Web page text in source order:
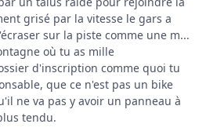
grisé par la vitesse le gars a
sur la piste comme une m...
où tu as mille
d'inscription comme quoi tu
que ce n'est pas un bike
ne va pas y avoir un panneau à
tendu.